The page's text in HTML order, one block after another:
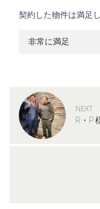
契約した物件は満足
非常に満足
NEXT
R・P